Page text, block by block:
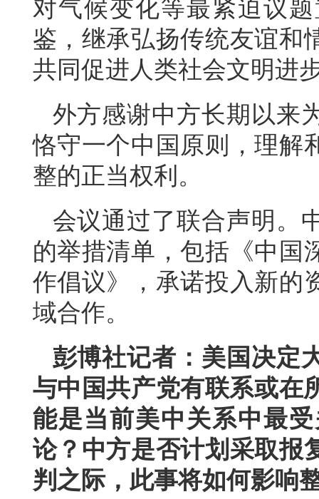
对气候变化等最紧迫议
鉴，继承弘扬传统友谊和
共同促进人类社会文明进
外方感谢中方长期以来
恪守一个中国原则，理解
整的正当权利。
会议通过了联合声明。
的举措清单，包括《中国
作倡议》，承诺投入新的
域合作。
彭博社记者：美国决定
与中国共产党有联系或在
能是当前美中关系中最
论？中方是否计划采取报
判之际，此事将如何影响